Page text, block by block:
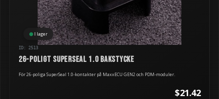
I lager
ID: 2513
26-poligt Superseal 1.0 bakstycke
För 26-poliga SuperSeal 1.0-kontakter på MaxxECU GEN2 och PDM-moduler.
$21.42